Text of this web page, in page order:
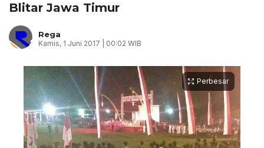
Blitar Jawa Timur
Rega
Kamis, 1 Juni 2017 | 00:02 WIB
Perbesar